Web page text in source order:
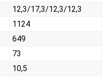
12,3/17,3/12,3/12,3
1124
649
73
10,5